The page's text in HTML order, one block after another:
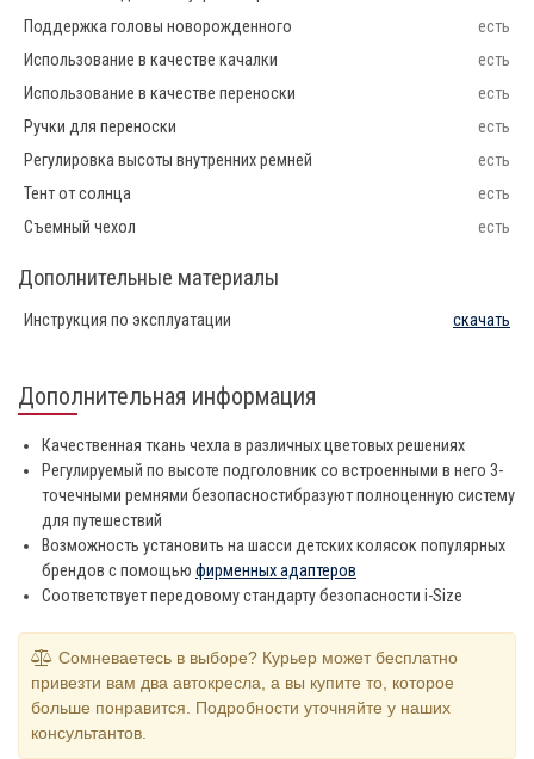
Поддержка головы новорожденного
есть
Использование в качестве качалки
есть
Использование в качестве переноски
есть
Ручки для переноски
есть
Регулировка высоты внутренних ремней
есть
Тент от солнца
есть
Съемный чехол
есть
Дополнительные материалы
Инструкция по эксплуатации скачать
Дополнительная информация
Качественная ткань чехла в различных цветовых решениях
Регулируемый по высоте подголовник со встроенными в него 3-
точечными ремнями безопасностибразуют полноценную систему
для путешествий
Возможность установить на шасси детских колясок популярных
брендов с помощью фирменных адаптеров
Соответствует передовому стандарту безопасности i-Size
Сомневаетесь в выборе? Курьер может бесплатно
привезти вам два автокресла, а вы купите то, которое
больше понравится. Подробности уточняйте у наших
консультантов.